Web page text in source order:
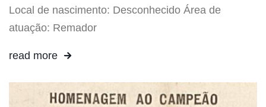
Local de nascimento: Desconhecido Área de
atuação: Remador
read more